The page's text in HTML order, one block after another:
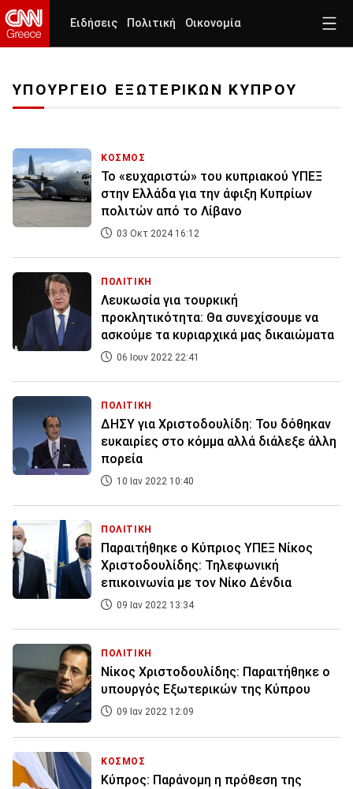
Ειδήσεις Πολιτική Οικονομία
ΥΠΟΥΡΓΕΙΟ ΕΞΩΤΕΡΙΚΩΝ ΚΥΠΡΟΥ
ΚΟΣΜΟΣ
Το «ευχαριστώ» του κυπριακού ΥΠΕΞ
στην Ελλάδα για την άφιξη Κυπρίων
πολιτών από το Λίβανο
03 Οκτ 2024 16:12
ΠΟΛΙΤΙΚΗ
Λευκωσία για τουρκική
προκλητικότητα: Θα συνεχίσουμε να
ασκούμε τα κυριαρχικά μας δικαιώματα
06 Ιουν 2022 22:41
ΠΟΛΙΤΙΚΗ
ΔΗΣΥ για Χριστοδουλίδη: Του δόθηκαν
ευκαιρίες στο κόμμα αλλά διάλεξε άλλη
πορεία
10 Ιαν 2022 10:40
ΠΟΛΙΤΙΚΗ
Παραιτήθηκε ο Κύπριος ΥΠΕΞ Νίκος
Χριστοδουλίδης: Τηλεφωνική
επικοινωνία με τον Νίκο Δένδια
09 Ιαν 2022 13:34
ΠΟΛΙΤΙΚΗ
Νίκος Χριστοδουλίδης: Παραιτήθηκε ο
υπουργός Εξωτερικών της Κύπρου
09 Ιαν 2022 12:09
ΚΟΣΜΟΣ
Κύπρος: Παράνομη η πρόθεση της